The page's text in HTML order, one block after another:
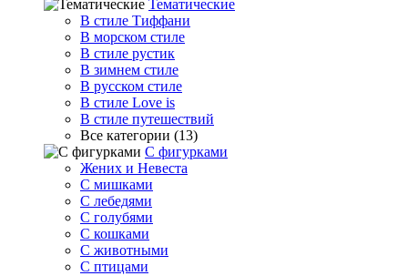
Тематические
В стиле Тиффани
В морском стиле
В стиле рустик
В зимнем стиле
В русском стиле
В стиле Love is
В стиле путешествий
Все категории (13)
С фигурками
Жених и Невеста
С мишками
С лебедями
С голубями
С кошками
С животными
С птицами